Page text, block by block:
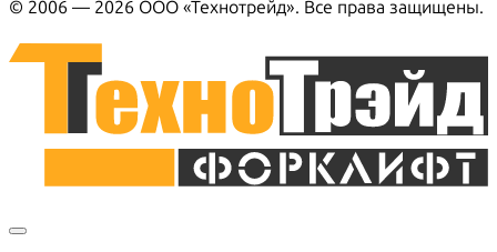
© 2006 — 2026 ООО «Технотрейд». Все права защищены.